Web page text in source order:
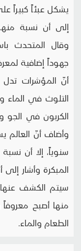
يشكل عبئاً كبيراً
إلى أن نسبة
وقال المتحدث
جهوداً إضافية
أنّ المؤشرات
التلوث في الماء
الكربون في الجو
سنوياً، إلا أن
المبكرة وأشار إلى
منها أصبح
الطعام والماء.